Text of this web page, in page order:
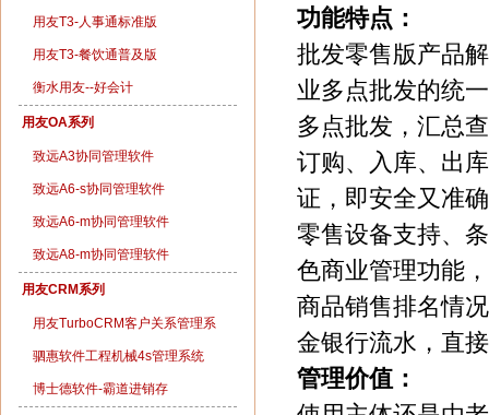
用友T3-人事通标准版
用友T3-餐饮通普及版
衡水用友--好会计
用友OA系列
致远A3协同管理软件
致远A6-s协同管理软件
致远A6-m协同管理软件
致远A8-m协同管理软件
用友CRM系列
用友TurboCRM客户关系管理系
驷惠软件工程机械4s管理系统
博士德软件-霸道进销存
功能特点：
批发零售版产品
业多点批发的统
多点批发，汇总
订购、入库、出
证，即安全又准
零售设备支持、
色商业管理功能
商品销售排名情
金银行流水，直
管理价值：